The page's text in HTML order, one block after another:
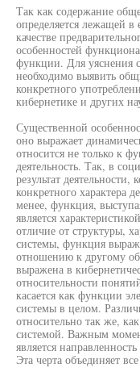
Так как содержание
определяется лежащей в
качестве
особенностей
функции. Для уяснения
необходимо выявить
конкретного
кибернетике и других
Существенной
оно выражает
относится не только к
деятельность. Так, в
результат
конкретного характера
менее, функция,
является
отличие от структуры,
системы, функция
отношению к другому
выражена в
относительности
касается как функции
системы в целом.
относительно так же,
системой. Важным
является
Эта черта объединяет